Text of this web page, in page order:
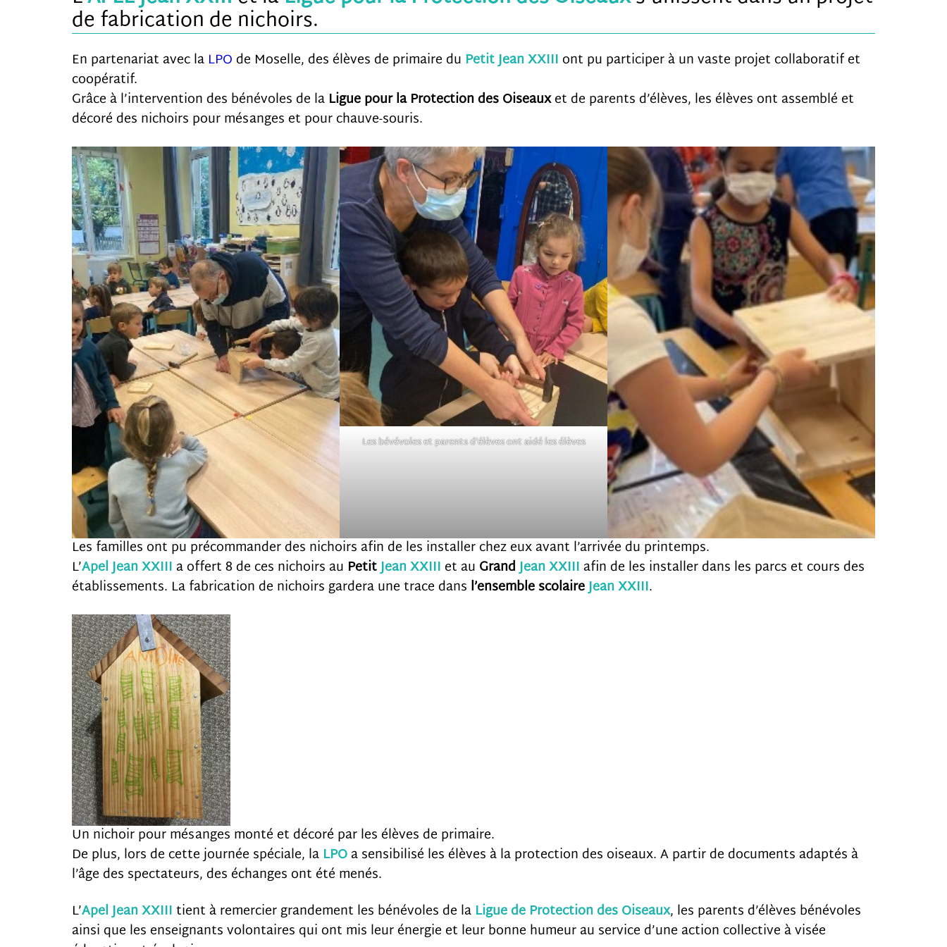
de fabrication de nichoirs.
En partenariat avec la LPOde Moselle, des élèves de primaire du Petit Jean XXIIIont pu participer à un vaste projet collaboratif et
coopératif.
Grâce à l’intervention des bénévoles de la Ligue pour la Protection des Oiseauxet de parents d’élèves, les élèves ont assemblé et
décoré des nichoirs pour mésanges et pour chauve-souris.
Les bévévoles et parents d’élèves ont aidé les élèves
Les familles ont pu précommander des nichoirs afin de les installer chez eux avant l’arrivée du printemps.
L’ApelJean XXIII a offert 8 de ces nichoirs au PetitJean XXIIIet au GrandJean XXIII afin de les installer dans les parcs et cours des
établissements. La fabrication de nichoirs gardera une trace dans l’ensemble scolaireJean XXIII.
Un nichoir pour mésanges monté et décoré par les élèves de primaire.
De plus, lors de cette journée spéciale, la LPOa sensibilisé les élèves à la protection des oiseaux. A partir de documents adaptés à
l’âge des spectateurs, des échanges ont été menés.
L’ApelJean XXIIItient à remercier grandement les bénévoles de la Ligue de Protection des Oiseaux, les parents d’élèves bénévoles
ainsi que les enseignants volontaires qui ont mis leur énergie et leur bonne humeur au service d’une action collective à visée
used.
In order for
our website
to perform
as well as
possible
during your
visit. If you
refuse these
cookies,
some
functionality
will
disappear
from the